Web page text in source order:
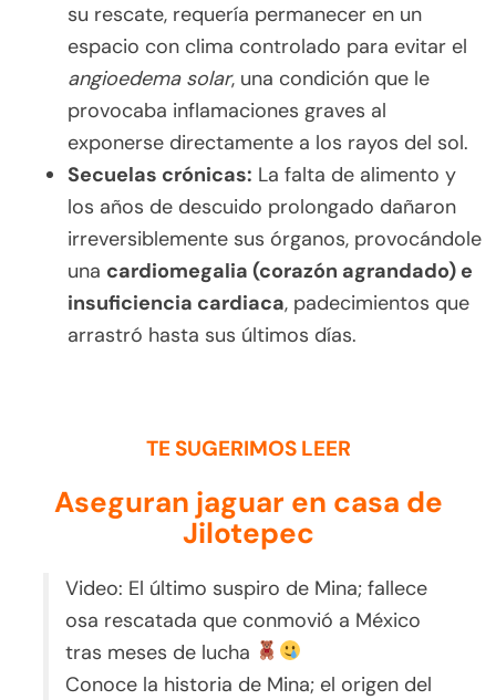
su rescate, requería permanecer en un
espacio con clima controlado para evitar el
angioedema solar, una condición que le
provocaba inflamaciones graves al
exponerse directamente a los rayos del sol.
Secuelas crónicas: La falta de alimento y
los años de descuido prolongado dañaron
irreversiblemente sus órganos, provocándole
una cardiomegalia (corazón agrandado) e
insuficiencia cardiaca, padecimientos que
arrastró hasta sus últimos días.
TE SUGERIMOS LEER
Aseguran jaguar en casa de
Jilotepec
Video: El último suspiro de Mina; fallece
osa rescatada que conmovió a México
tras meses de lucha
Conoce la historia de Mina; el origen del